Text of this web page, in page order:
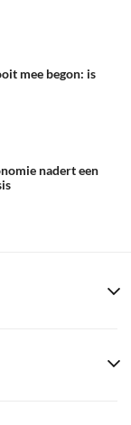
mee begon: is
nadert een